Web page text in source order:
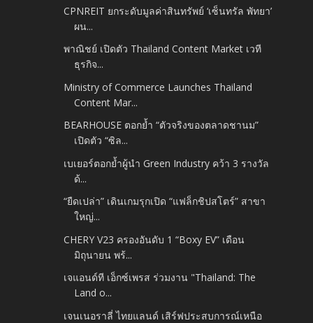
CPNREIT ยกระดับมูลค่าสินทรัพย์ ‘เซ็นทรัล พัทยา’
ผน...
พาณิชย์ เปิดตัว Thailand Content Market เวที
ธุรกิจ...
Ministry of Commerce Launches Thailand
Content Mar...
BEARHOUSE ตอกย้ำ “ตัวจริงของตลาดชานม”
เปิดตัว “ซิล...
เบเยอร์ตอกย้ำผู้นำ Green Industry คว้า 3 รางวัล
ด้...
“ยืดเปล่า” เดินเกมรุกเปิด “แฟล็กชิปสโตร์” สาขา
ใหญ่...
CHERY V23 ครองอันดับ 1 “Boxy EV” เดือน
มิถุนายน พร้...
เจแอนด์ที เอ็กซ์เพรส ร่วมงาน "Thailand: The
Land o...
เจนเนอราลี่ ไทยแลนด์ เสิร์ฟประสบการณ์เหนือ